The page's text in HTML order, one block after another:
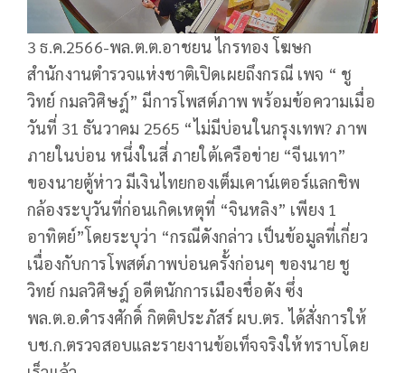
3 ธ.ค.2566-พล.ต.ต.อาชยน ไกรทอง โฆษก
สำนักงานตำรวจแห่งชาติเปิดเผยถึงกรณี เพจ “ ชู
วิทย์ กมลวิศิษฎ์” มีการโพสต์ภาพ พร้อมข้อความเมื่อ
วันที่ 31 ธันวาคม 2565 “ไม่มีบ่อนในกรุงเทพ? ภาพ
ภายในบ่อน หนึ่งในสี่ ภายใต้เครือข่าย “จีนเทา”
ของนายตู้ห่าว มีเงินไทยกองเต็มเคาน์เตอร์แลกชิพ
กล้องระบุวันที่ก่อนเกิดเหตุที่ “จินหลิง” เพียง 1
อาทิตย์”โดยระบุว่า “กรณีดังกล่าว เป็นข้อมูลที่เกี่ยว
เนื่องกับการโพสต์ภาพบ่อนครั้งก่อนๆ ของนาย ชู
วิทย์ กมลวิศิษฎ์ อดีตนักการเมืองชื่อดัง ซึ่ง
พล.ต.อ.ดำรงศักดิ์ กิตติประภัสร์ ผบ.ตร. ได้สั่งการให้
บช.ก.ตรวจสอบและรายงานข้อเท็จจริงให้ทราบโดย